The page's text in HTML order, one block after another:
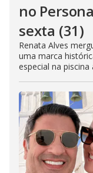
no
sexta (31)
Renata Alves
uma marca
especial na piscina